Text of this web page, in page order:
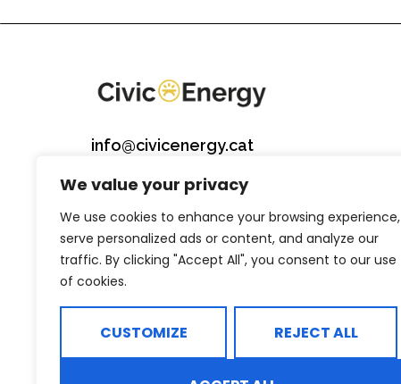
We value your privacy
We use cookies to enhance your browsing experience,
serve personalized ads or content, and analyze our
traffic. By clicking "Accept All", you consent to our use
of cookies.
CUSTOMIZE REJECT ALL
info@civicenergy.cat
722 511 619
©2026 Civic Energy